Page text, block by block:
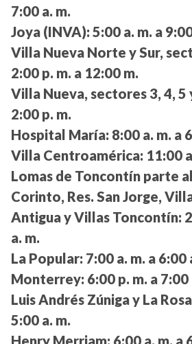
7:00 a. m.
Joya (INVA): 5:00 a. m. a
Villa Nueva Norte y Sur,
2:00 p. m. a 12:00 m.
Villa Nueva, sectores 3, 4, 5
2:00 p. m.
Hospital María: 8:00 a. m. a
Villa Centroamérica: 11:00
Lomas de Toncontín parte
Corinto, Res. San Jorge,
Antigua y Villas Toncontín:
a. m.
La Popular: 7:00 a. m. a 6:00
Monterrey: 6:00 p. m. a 7:00
Luis Andrés Zúniga y La
5:00 a. m.